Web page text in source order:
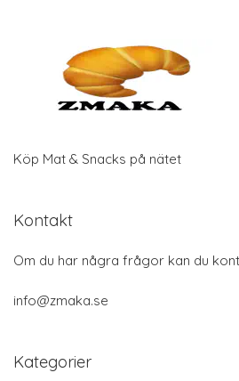
Köp Mat & Snacks på nätet
Kontakt
Om du har några frågor kan du
info@zmaka.se
Kategorier